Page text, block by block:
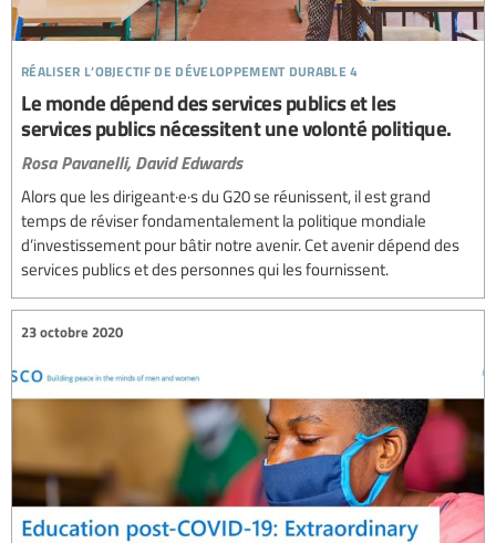
réaliser l’objectif de développement durable 4
Le monde dépend des services publics et les
services publics nécessitent une volonté politique.
Rosa Pavanelli, David Edwards
Alors que les dirigeant·e·s du G20 se réunissent, il est grand
temps de réviser fondamentalement la politique mondiale
d’investissement pour bâtir notre avenir. Cet avenir dépend des
services publics et des personnes qui les fournissent.
23 octobre 2020